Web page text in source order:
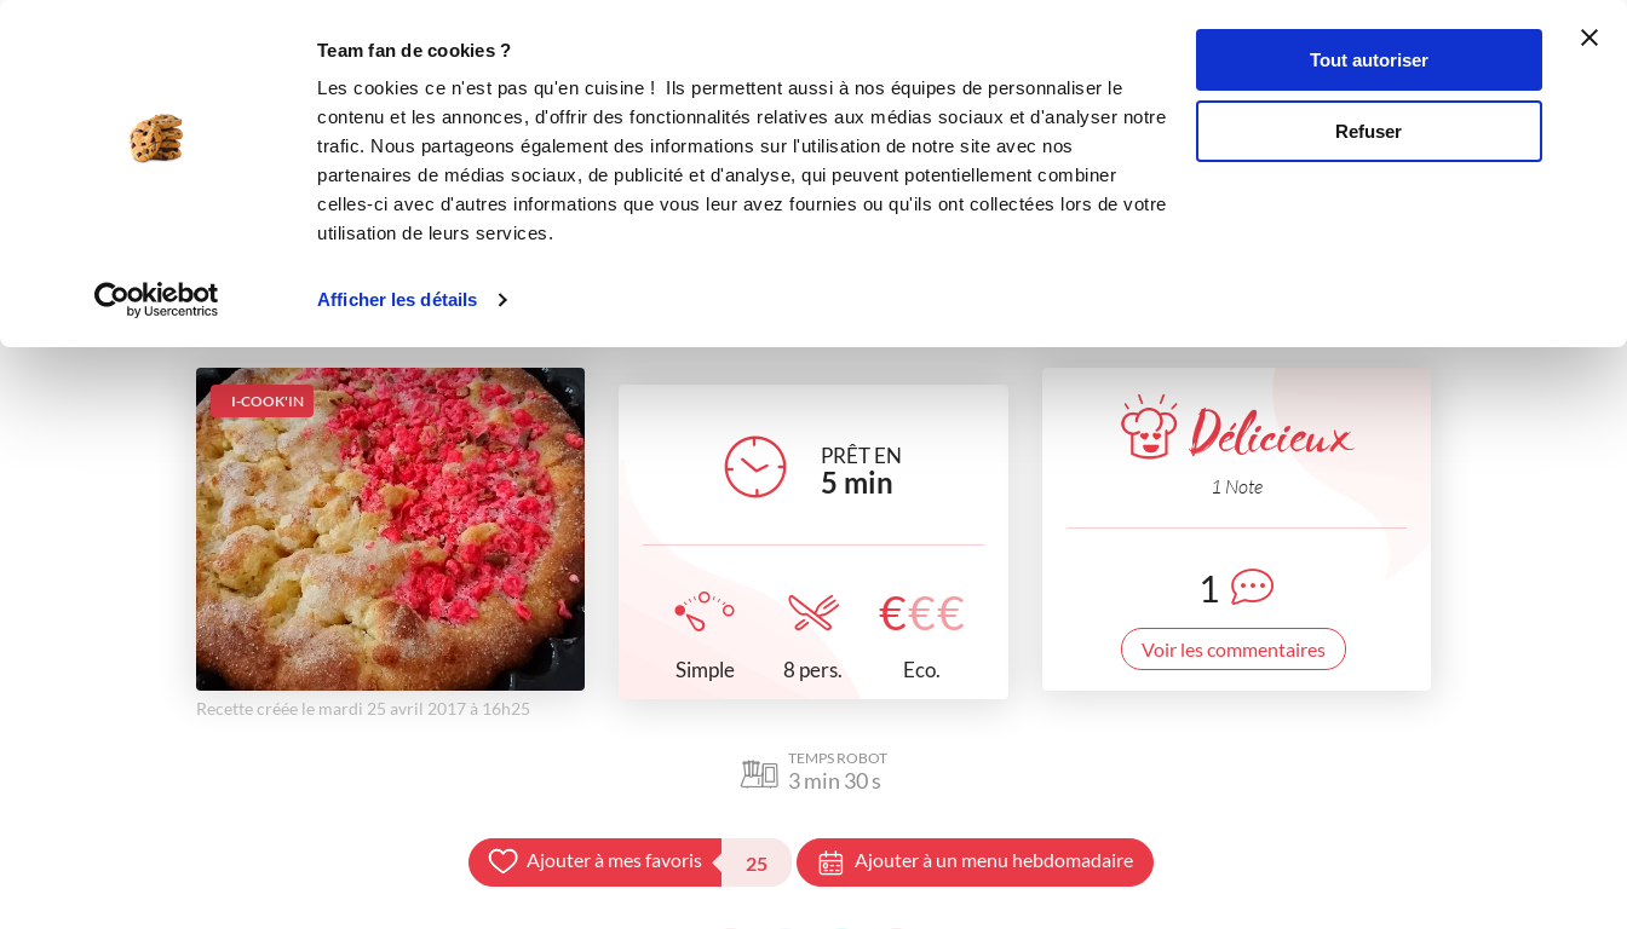
Team fan de cookies ?
Les cookies ce n'est pas qu'en cuisine ! Ils permettent aussi à nos équipes de personnaliser le
contenu et les annonces, d'offrir des fonctionnalités relatives aux médias sociaux et d'analyser notre
trafic. Nous partageons également des informations sur l'utilisation de notre site avec nos
partenaires de médias sociaux, de publicité et d'analyse, qui peuvent potentiellement combiner
celles-ci avec d'autres informations que vous leur avez fournies ou qu'ils ont collectées lors de votre
utilisation de leurs services.
Afficher les détails
Tout autoriser
Refuser
Se connecter
Tarte / Galette au sucre & praline
desserts
I-COOK'IN
Recette créée le mardi 25 avril 2017 à 16h25
PRÊT EN
5 min
Simple 8 pers.
€€€
Eco.
Délicieux
1 Note
1
Voir les commentaires
TEMPS ROBOT
3min 30s
Ajouter à mes favoris 25 Ajouter à un menu hebdomadaire